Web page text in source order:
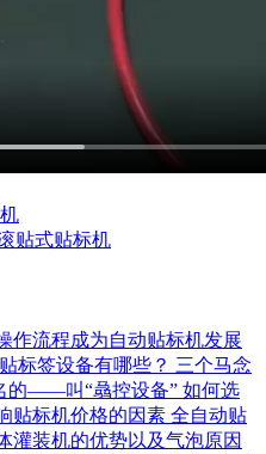
贴式贴标机
作流程成为自动贴标机发展
标签设备有哪些？ 三个马念
的——叫“骉控设备” 如何选
贴标机价格的因素 全自动贴
灌装机的优势以及气泡原因